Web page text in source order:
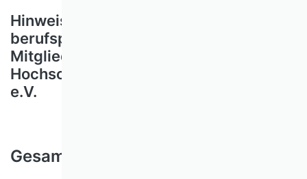
Hinweise zur ethischen und
berufspraktischen Orientierung der
Mitglieder des Verbandes der
Hochschullehrer für Betriebswirtschaft
e.V.
Gesamtdokument zum Download